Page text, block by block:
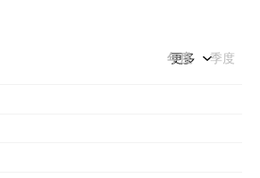
年度 季度
更多